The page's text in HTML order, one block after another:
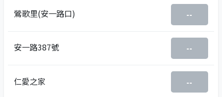
鶯歌里(安一路口) --
安一路387號 --
仁愛之家 --